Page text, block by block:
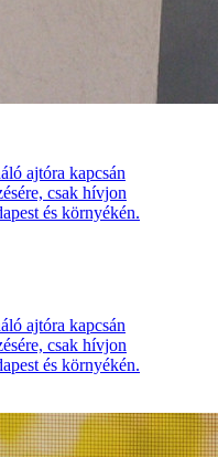
ajtóra kapcsán
csak hívjon
és környékén.
ajtóra kapcsán
csak hívjon
és környékén.